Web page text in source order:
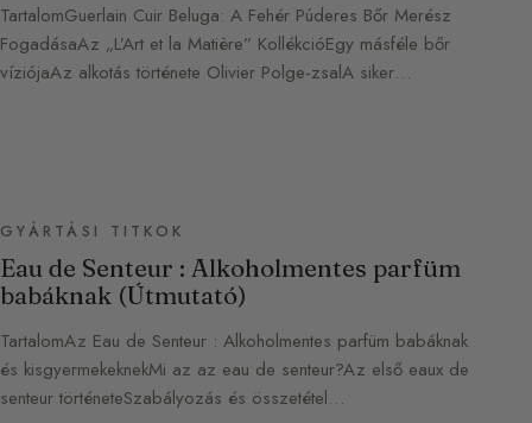
TartalomGuerlain Cuir Beluga: A Fehér Púderes Bőr Merész
FogadásaAz „L’Art et la Matière” KollékcióEgy másféle bőr
víziójaAz alkotás története Olivier Polge-zsalA siker…
GYÁRTÁSI TITKOK
Eau de Senteur : Alkoholmentes parfüm
babáknak (Útmutató)
TartalomAz Eau de Senteur : Alkoholmentes parfüm babáknak
és kisgyermekeknekMi az az eau de senteur?Az első eaux de
senteur történeteSzabályozás és összetétel…